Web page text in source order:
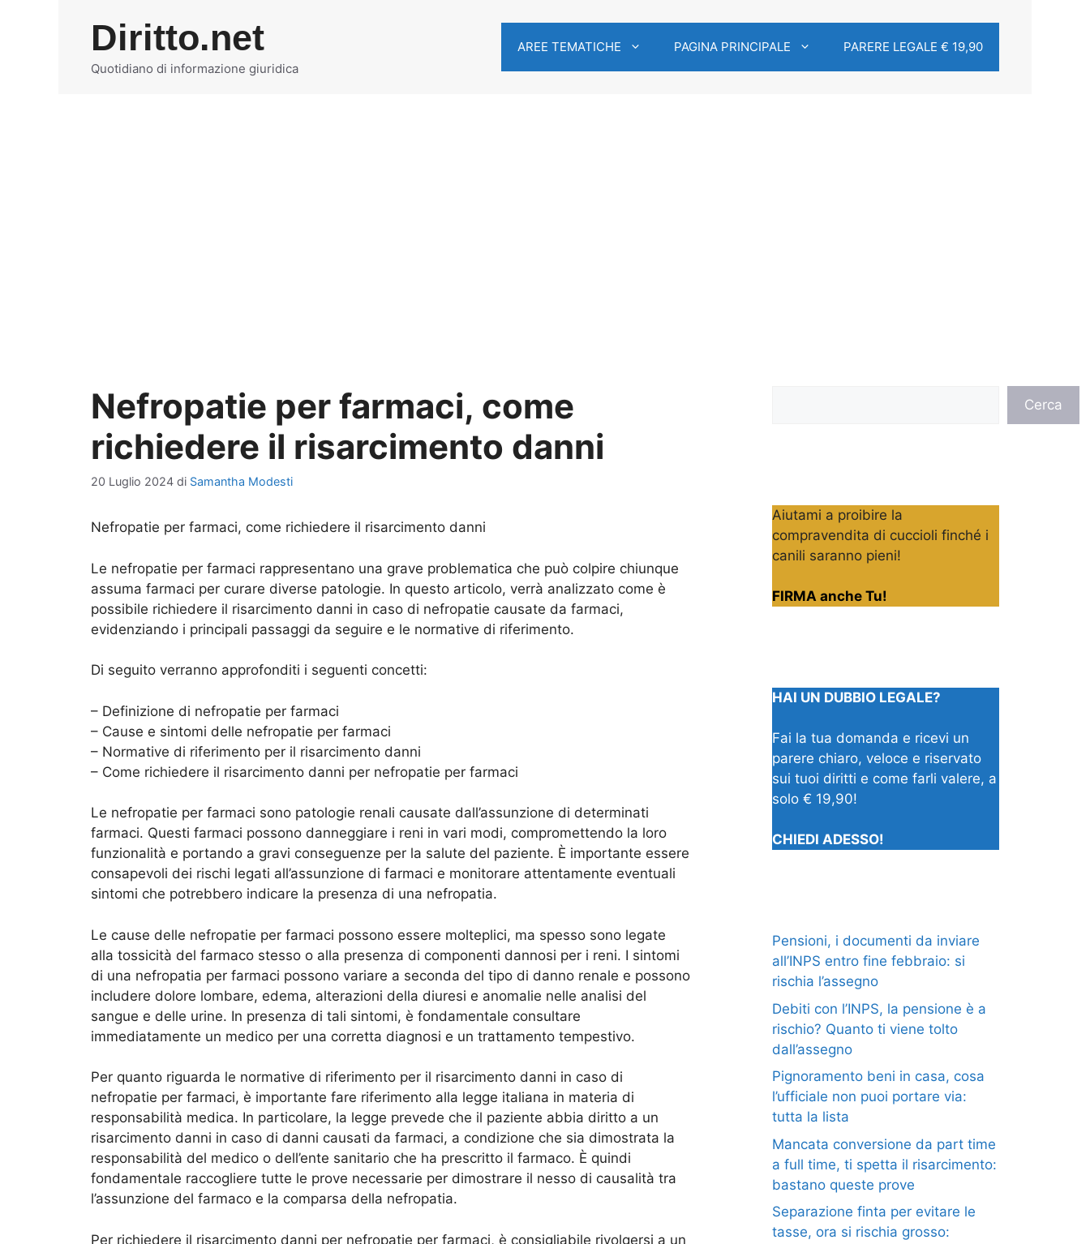
Diritto.net
Quotidiano di informazione giuridica
AREE TEMATICHE PAGINA PRINCIPALE PARERE LEGALE € 19,90
Nefropatie per farmaci, come
richiedere il risarcimento danni
20 Luglio 2024 di Samantha Modesti
Nefropatie per farmaci, come richiedere il risarcimento danni
Le nefropatie per farmaci rappresentano una grave problematica che può colpire chiunque
assuma farmaci per curare diverse patologie. In questo articolo, verrà analizzato come è
possibile richiedere il risarcimento danni in caso di nefropatie causate da farmaci,
evidenziando i principali passaggi da seguire e le normative di riferimento.
Di seguito verranno approfonditi i seguenti concetti:
– Definizione di nefropatie per farmaci
– Cause e sintomi delle nefropatie per farmaci
– Normative di riferimento per il risarcimento danni
– Come richiedere il risarcimento danni per nefropatie per farmaci
Le nefropatie per farmaci sono patologie renali causate dall’assunzione di determinati
farmaci. Questi farmaci possono danneggiare i reni in vari modi, compromettendo la loro
funzionalità e portando a gravi conseguenze per la salute del paziente. È importante essere
consapevoli dei rischi legati all’assunzione di farmaci e monitorare attentamente eventuali
sintomi che potrebbero indicare la presenza di una nefropatia.
Le cause delle nefropatie per farmaci possono essere molteplici, ma spesso sono legate
alla tossicità del farmaco stesso o alla presenza di componenti dannosi per i reni. I sintomi
di una nefropatia per farmaci possono variare a seconda del tipo di danno renale e possono
includere dolore lombare, edema, alterazioni della diuresi e anomalie nelle analisi del
sangue e delle urine. In presenza di tali sintomi, è fondamentale consultare
immediatamente un medico per una corretta diagnosi e un trattamento tempestivo.
Per quanto riguarda le normative di riferimento per il risarcimento danni in caso di
nefropatie per farmaci, è importante fare riferimento alla legge italiana in materia di
responsabilità medica. In particolare, la legge prevede che il paziente abbia diritto a un
risarcimento danni in caso di danni causati da farmaci, a condizione che sia dimostrata la
responsabilità del medico o dell’ente sanitario che ha prescritto il farmaco. È quindi
fondamentale raccogliere tutte le prove necessarie per dimostrare il nesso di causalità tra
l’assunzione del farmaco e la comparsa della nefropatia.
Per richiedere il risarcimento danni per nefropatie per farmaci, è consigliabile rivolgersi a un
Cerca
Aiutami a proibire la
compravendita di cuccioli finché i
canili saranno pieni!
FIRMA anche Tu!
HAI UN DUBBIO LEGALE?
Fai la tua domanda e ricevi un
parere chiaro, veloce e riservato
sui tuoi diritti e come farli valere, a
solo € 19,90!
CHIEDI ADESSO!
Pensioni, i documenti da inviare
all’INPS entro fine febbraio: si
rischia l’assegno
Debiti con l’INPS, la pensione è a
rischio? Quanto ti viene tolto
dall’assegno
Pignoramento beni in casa, cosa
l’ufficiale non puoi portare via:
tutta la lista
Mancata conversione da part time
a full time, ti spetta il risarcimento:
bastano queste prove
Separazione finta per evitare le
tasse, ora si rischia grosso: